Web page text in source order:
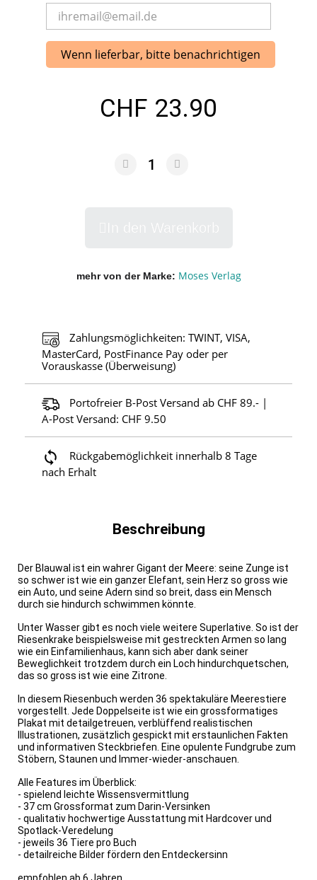
Wenn lieferbar, bitte benachrichtigen
CHF 23.90
mehr von der Marke Moses Verlag
Zahlungsmöglichkeiten: TWINT, VISA,
MasterCard, PostFinance Pay oder per
Vorauskasse (Überweisung)
Portofreier B-Post Versand ab CHF 89.- |
A-Post Versand: CHF 9.50
Rückgabemöglichkeit innerhalb 8 Tage
nach Erhalt
Beschreibung
Der Blauwal ist ein wahrer Gigant der Meere: seine Zunge ist
so schwer ist wie ein ganzer Elefant, sein Herz so gross wie
ein Auto, und seine Adern sind so breit, dass ein Mensch
durch sie hindurch schwimmen könnte.
Unter Wasser gibt es noch viele weitere Superlative. So ist der
Riesenkrake beispielsweise mit gestreckten Armen so lang
wie ein Einfamilienhaus, kann sich aber dank seiner
Beweglichkeit trotzdem durch ein Loch hindurchquetschen,
das so gross ist wie eine Zitrone.
In diesem Riesenbuch werden 36 spektakuläre Meerestiere
vorgestellt. Jede Doppelseite ist wie ein grossformatiges
Plakat mit detailgetreuen, verblüffend realistischen
Illustrationen, zusätzlich gespickt mit erstaunlichen Fakten
und informativen Steckbriefen. Eine opulente Fundgrube zum
Stöbern, Staunen und Immer-wieder-anschauen.
Alle Features im Überblick:
- spielend leichte Wissensvermittlung
- 37 cm Grossformat zum Darin-Versinken
- qualitativ hochwertige Ausstattung mit Hardcover und
Spotlack-Veredelung
- jeweils 36 Tiere pro Buch
- detailreiche Bilder fördern den Entdeckersinn
empfohlen ab 6 Jahren